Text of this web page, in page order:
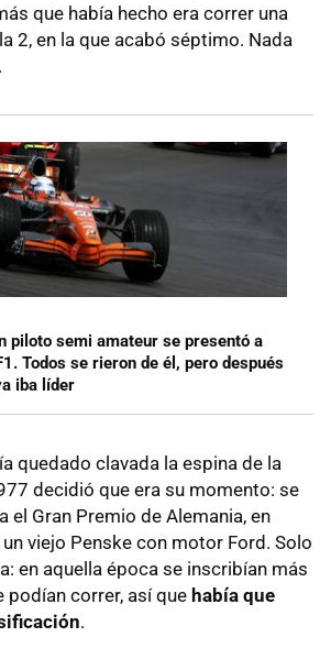
que había hecho era correr una
2, en la que acabó séptimo. Nada
piloto semi amateur se presentó a
Todos se rieron de él, pero después
iba líder
quedado clavada la espina de la
decidió que era su momento: se
el Gran Premio de Alemania, en
viejo Penske con motor Ford. Solo
en aquella época se inscribían más
correr, así que había que
.